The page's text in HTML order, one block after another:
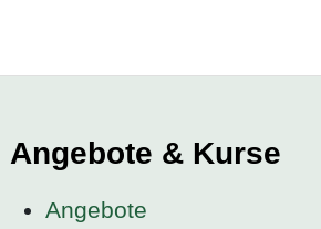
Angebote & Kurse
Angebote